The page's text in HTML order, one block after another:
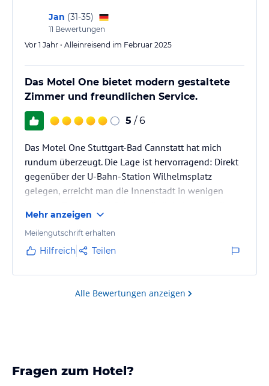
Jan (31-35)
11 Bewertungen
Vor 1 Jahr • Alleinreisend im Februar 2025
Das Motel One bietet modern gestaltete
Zimmer und freundlichen Service.
5 / 6
Das Motel One Stuttgart-Bad Cannstatt hat mich
rundum überzeugt. Die Lage ist hervorragend: Direkt
gegenüber der U-Bahn-Station Wilhelmsplatz
gelegen, erreicht man die Innenstadt in wenigen
Wilhelma, das Mercedes-Benz Museum und der
Cannstatter Wasen bequem zu Fuß erreichbar. ￼ ￼
bequemen Boxspringbetten, Regendusche und
hochwertigen Materialien. Besonders gefallen hat mir
Mehr anzeigen
Meilengutschrift erhalten
Hilfreich Teilen
Alle Bewertungen anzeigen
Fragen zum Hotel?